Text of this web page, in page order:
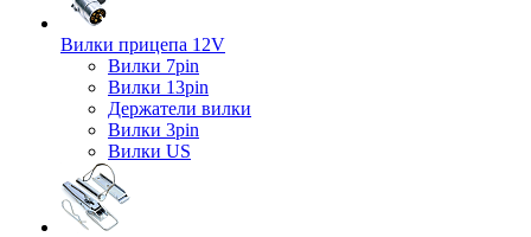
Вилки прицепа 12V
Вилки 7pin
Вилки 13pin
Держатели вилки
Вилки 3pin
Вилки US